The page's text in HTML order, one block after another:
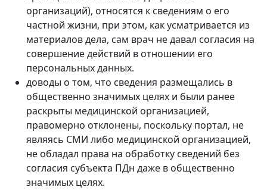
организаций), относятся к сведениям о его
частной жизни, при этом, как усматривается из
материалов дела, сам врач не давал согласия на
совершение действий в отношении его
персональных данных.
доводы о том, что сведения размещались в
общественно значимых целях и были ранее
раскрыты медицинской организацией,
правомерно отклонены, поскольку портал, не
являясь СМИ либо медицинской организацией,
не обладал права на обработку сведений без
согласия субъекта ПДн даже в общественно
значимых целях.